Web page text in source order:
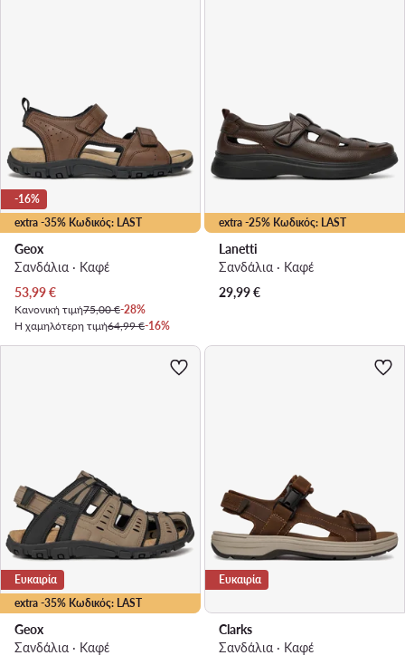
extra -35% Κωδικός: LAST
-16%
Geox
Σανδάλια · Καφέ
Τρέχουσα τιμή
53,99€
Κανονική τιμή75,00 €-28%
Η χαμηλότερη τιμή64,99 €-16%
extra -25% Κωδικός: LAST
Lanetti
Σανδάλια · Καφέ
29,99€
extra -35% Κωδικός: LAST
Ευκαιρία
Geox
Σανδάλια · Καφέ
Ευκαιρία
Clarks
Σανδάλια · Καφέ